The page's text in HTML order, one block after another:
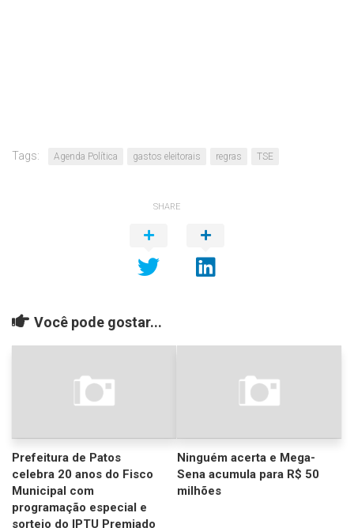
Tags: Agenda Política gastos eleitorais regras TSE
SHARE
Você pode gostar...
Prefeitura de Patos
celebra 20 anos do Fisco
Municipal com
programação especial e
sorteio do IPTU Premiado
Ninguém acerta e Mega-
Sena acumula para R$ 50
milhões